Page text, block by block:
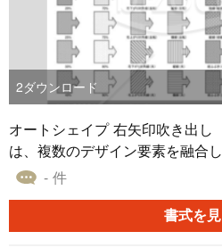
2ダウンロード
オートシェイプ 右矢印吹き出し
は、複数のデザイン要素を融合
中心となるのは、グレーを基調
ています。斑点、ストライプ、
ターンを用意しており、各パタ
- 件
書式を